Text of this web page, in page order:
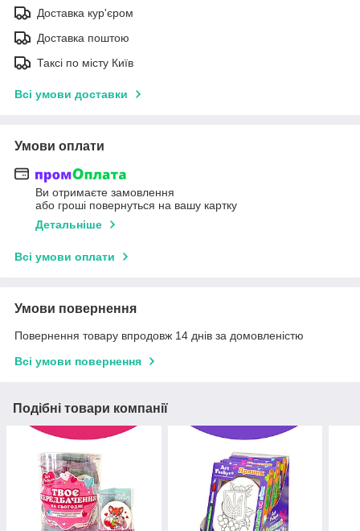
Доставка кур'єром
Доставка поштою
Таксі по місту Київ
Всі умови доставки
Умови оплати
Ви отримаєте замовлення
або гроші повернуться на вашу картку
Детальніше
Всі умови оплати
Умови повернення
Повернення товару впродовж 14 днів за домовленістю
Всі умови повернення
Подібні товари компанії